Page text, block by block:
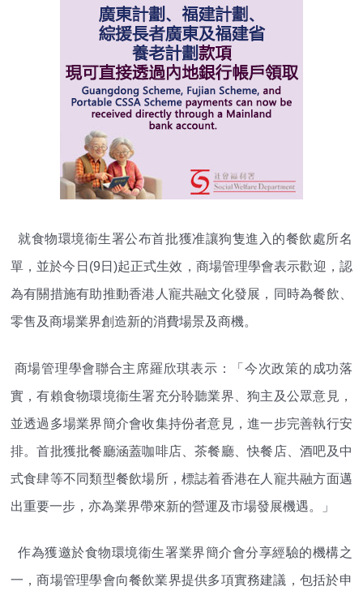
就食物環境衞生署公布首批獲准讓狗隻進入的餐飲處所名
單， 並於今日(9日)起正式生效，商場管理學會表示歡迎， 認
為有關措施有助推動香港人寵共融文化發展，同時為餐飲、
零售及商場業界創造新的消費場景及商機。
商場管理學會聯合主席羅欣琪表示：「今次政策的成功落
實，有賴食物環境衞生署充分聆聽業界、狗主及公眾意見，
並透過多場業界簡介會收集持份者意見，進一步完善執行安
排。首批獲批餐廳涵蓋咖啡店、茶餐廳、快餐店、酒吧及中
式食肆等不同類型餐飲場所， 標誌着香港在人寵共融方面邁
出重要一步， 亦為業界帶來新的營運及市場發展機遇。」
作為獲邀於食物環境衞生署業界簡介會分享經驗的機構之
一，商場管理學會向餐飲業界提供多項實務建議， 包括於申